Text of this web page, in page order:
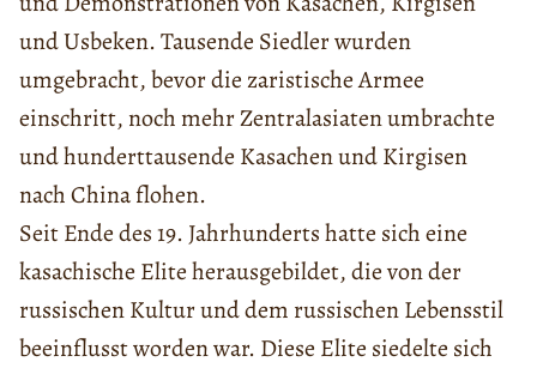
und Usbeken. Tausende Siedler wurden
umgebracht, bevor die zaristische Armee
einschritt, noch mehr Zentralasiaten umbrachte
und hunderttausende Kasachen und Kirgisen
nach China flohen.
Seit Ende des 19. Jahrhunderts hatte sich eine
kasachische Elite herausgebildet, die von der
russischen Kultur und dem russischen Lebensstil
beeinflusst worden war. Diese Elite siedelte sich